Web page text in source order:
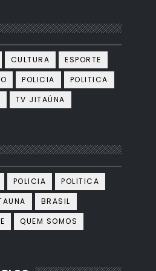
CULTURA
ESPORTE
POLICIA
POLITICA
TV JITAÚNA
POLICIA
POLITICA
BRASIL
QUEM SOMOS